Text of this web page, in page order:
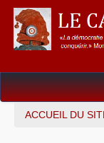
Dossiers
ACCUEIL DU